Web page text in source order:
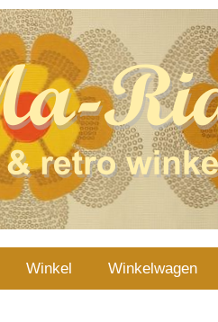
Winkel Winkelwagen